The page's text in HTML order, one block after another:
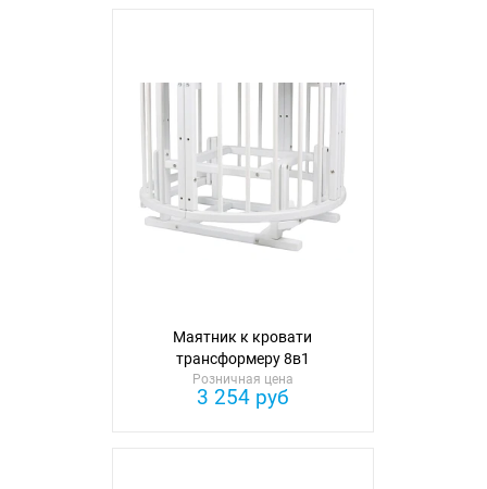
Маятник к кровати
трансформеру 8в1
универсальный
Розничная цена
3 254 руб